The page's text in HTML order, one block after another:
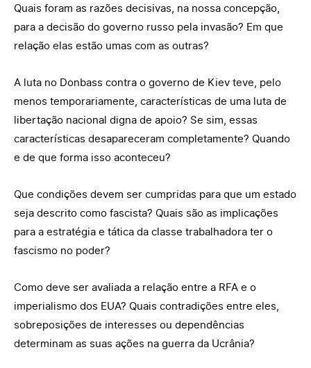
Quais foram as razões decisivas, na nossa concepção,
para a decisão do governo russo pela invasão? Em que
relação elas estão umas com as outras?
A luta no Donbass contra o governo de Kiev teve, pelo
menos temporariamente, características de uma luta de
libertação nacional digna de apoio? Se sim, essas
características desapareceram completamente? Quando
e de que forma isso aconteceu?
Que condições devem ser cumpridas para que um estado
seja descrito como fascista? Quais são as implicações
para a estratégia e tática da classe trabalhadora ter o
fascismo no poder?
Como deve ser avaliada a relação entre a RFA e o
imperialismo dos EUA? Quais contradições entre eles,
sobreposições de interesses ou dependências
determinam as suas ações na guerra da Ucrânia?